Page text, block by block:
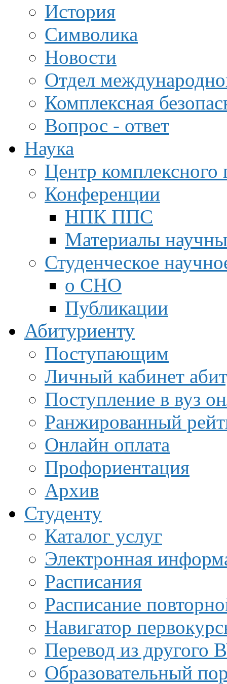
История
Символика
Новости
Отдел
Комплексная
Вопрос - ответ
Наука
Центр
Конференции
НПК ППС
Материалы
Студенческое
о СНО
Публикации
Абитуриенту
Поступающим
Личный кабинет
Поступление в вуз
Ранжированный
Онлайн оплата
Профориентация
Архив
Студенту
Каталог услуг
Электронная
Расписания
Расписание
Навигатор
Перевод из другого
Образовательный